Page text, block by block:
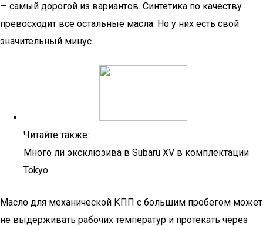
— самый дорогой из вариантов. Синтетика по качеству
превосходит все остальные масла. Но у них есть свой
значительный минус
Читайте также:
Много ли эксклюзива в Subaru XV в комплектации
Tokyo
Масло для механической КПП с большим пробегом может
не выдерживать рабочих температур и протекать через